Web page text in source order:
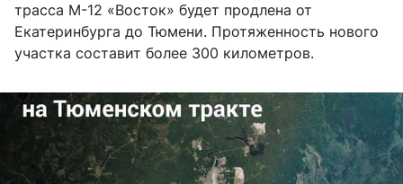
трасса М-12 «Восток» будет продлена от
Екатеринбурга до Тюмени. Протяженность нового
участка составит более 300 километров.